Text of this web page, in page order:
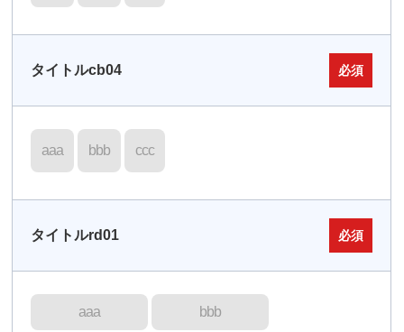
タイトルcb04 必須
aaa bbb ccc
タイトルrd01 必須
aaa bbb